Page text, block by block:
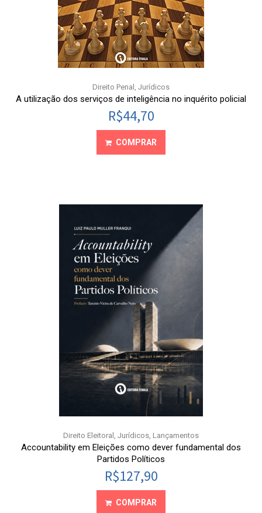
Direito Penal , Jurídicos
A utilização dos serviços de inteligência no inquérito policial
R$44,70
COMPRAR
Direito Eleitoral , Jurídicos, Lançamentos
Accountability em Eleições como dever fundamental dos
Partidos Políticos
R$127,90
COMPRAR